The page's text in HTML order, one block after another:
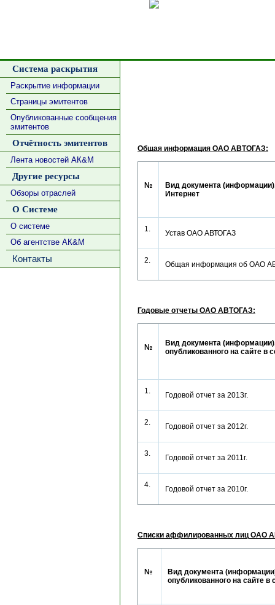
Система раскрытия
Раскрытие информации
Страницы эмитентов
Опубликованные сообщения
эмитентов
Отчётность эмитентов
Лента новостей АК&М
Другие ресурсы
Обзоры отраслей
О Системе
О системе
Об агентстве АК&М
Контакты
Общая информация ОАО АВТОГАЗ:
№
Вид документа
Интернет
1. Устав ОАО АВТОГАЗ
2. Общая информация об ОАО
Годовые отчеты ОАО АВТОГАЗ:
№
Вид документа
опубликованного на сайте в
1. Годовой отчет за 2013г.
2. Годовой отчет за 2012г.
3. Годовой отчет за 2011г.
4. Годовой отчет за 2010г.
Списки аффилированных лиц ОАО
№
Вид документа
опубликованного на сайте в